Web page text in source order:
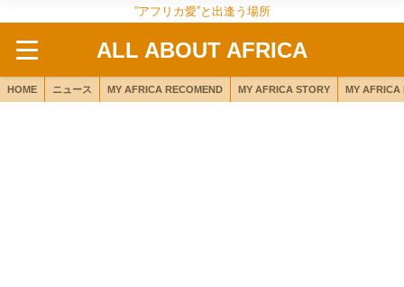
”アフリカ愛”と出逢う場所
ALL ABOUT AFRICA
HOME ニュース MY AFRICA RECOMEND MY AFRICA STORY MY AFRICA